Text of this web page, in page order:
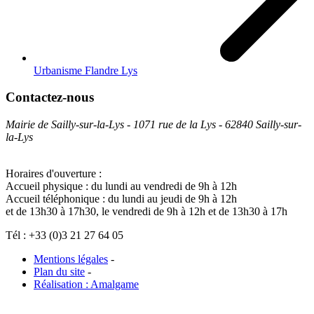
Urbanisme Flandre Lys
Contactez-nous
Mairie de Sailly-sur-la-Lys - 1071 rue de la Lys - 62840 Sailly-sur-
la-Lys
Horaires d'ouverture :
Accueil physique : du lundi au vendredi de 9h à 12h
Accueil téléphonique : du lundi au jeudi de 9h à 12h
et de 13h30 à 17h30, le vendredi de 9h à 12h et de 13h30 à 17h
Tél : +33 (0)3 21 27 64 05
Mentions légales -
Plan du site -
Réalisation : Amalgame